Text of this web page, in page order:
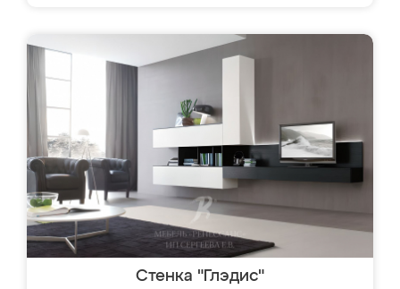
Стенка "Глэдис"